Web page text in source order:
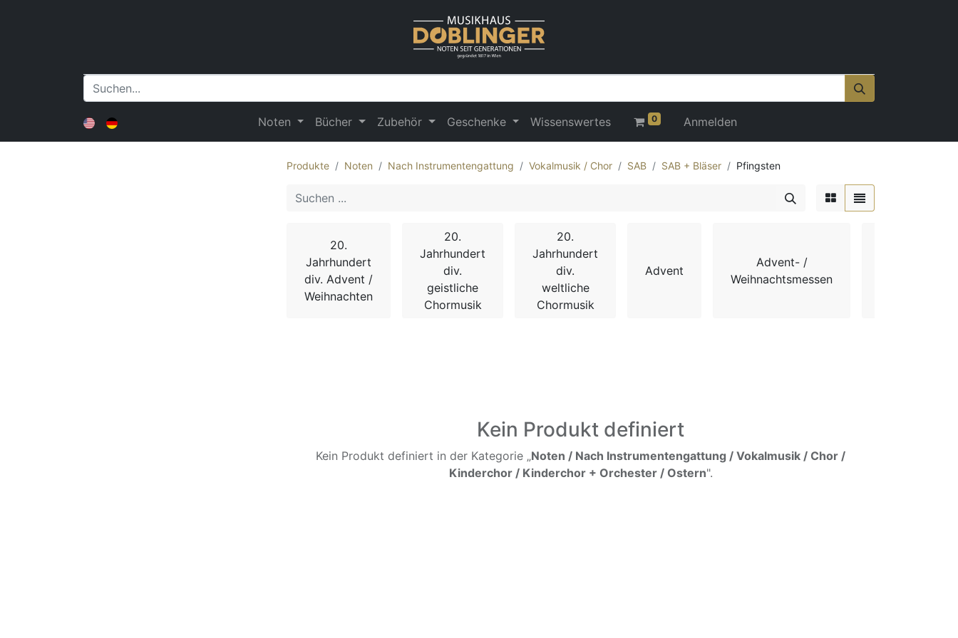
Noten Bücher Zubehör Geschenke Wissenswertes 0 Anmelden
Produkte Noten Nach Instrumentengattung Vokalmusik / Chor SAB SAB + Bläser Pfingsten
20.
Jahrhundert
div. Advent /
Weihnachten
20.
Jahrhundert
div.
geistliche
Chormusik
20.
Jahrhundert
div.
weltliche
Chormusik
Advent
Advent- /
Weihnachtsmessen
Kein Produkt definiert
Kein Produkt definiert in der Kategorie „Noten / Nach Instrumentengattung / Vokalmusik / Chor /
Kinderchor / Kinderchor + Orchester / Ostern".